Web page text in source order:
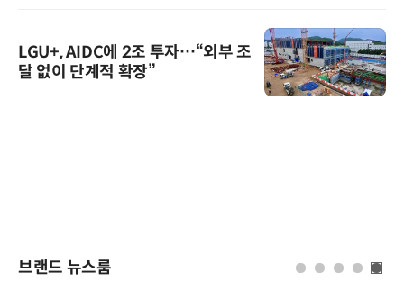
LGU+, AIDC에 2조 투자…“외부 조
달 없이 단계적 확장”
브랜드 뉴스룸